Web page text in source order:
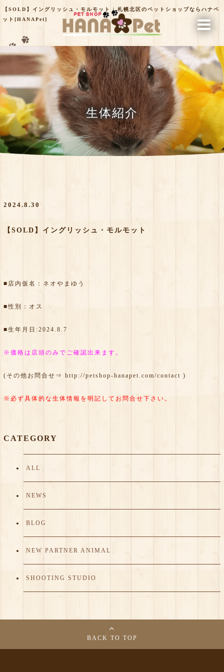
【SOLD】イングリッシュ・モルモット | 札幌北区のペットショップならハナペ
ット[HANAPet]
生体紹介
2024.8.30
【SOLD】イングリッシュ・モルモット
■店内仮名：ネオやまゆう
■性別：オス
■生年月日:2024.8.7
※価格は店頭のみでご確認出来ます。
(その他お問合せ⇒ http://petshop-hanapet.com/contact )
※必ず具体的な生体情報を明記してお問合せ下さい。
CATEGORY
ALL
NEWS
BLOG
NEW PARTNER ANIMAL
SHOOTING STUDIO
BACK TO TOP